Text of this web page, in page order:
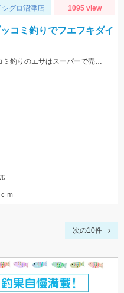
シグロ沼津店 1095 view
コミ釣りでフエフキダイ
お客様より釣果情報を頂きました！ブッコミ釣りのエサはスーパーで売っているムツッコ。短い釣行時間で時合を逃さずヒットさせました。
ｍ
次の10件